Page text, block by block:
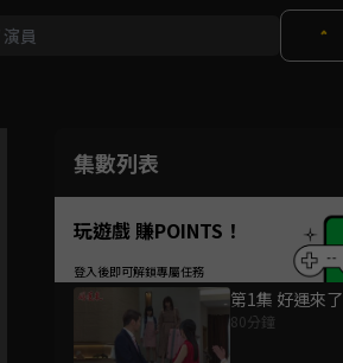
集數列表
玩遊戲 賺POINTS！
第1集 好運來了
80分鐘